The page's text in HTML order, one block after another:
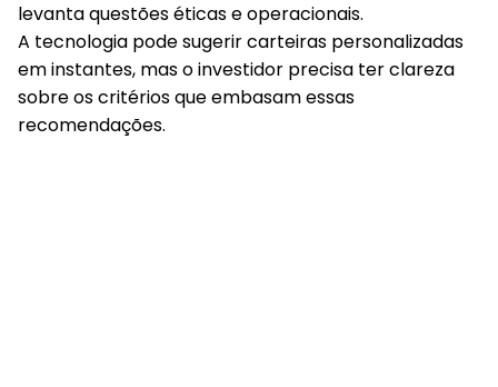
levanta questõeséticas e operacionais.
A tecnologia pode sugerir carteiras personalizadas
em instantes, mas o investidor precisa terclareza
sobre os critériosque embasam essas
recomendações.